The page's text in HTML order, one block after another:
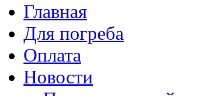
Главная
Для погреба
Оплата
Новости